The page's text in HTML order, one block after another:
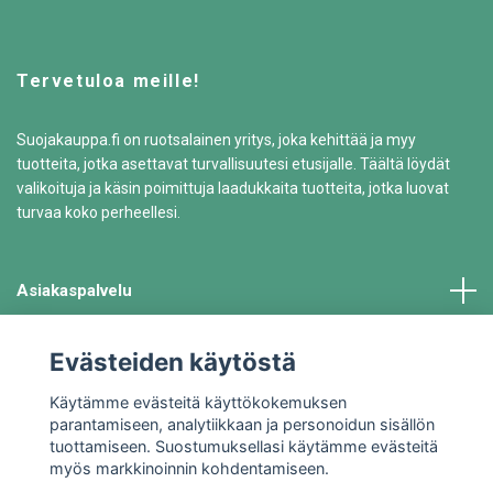
Tervetuloa meille!
Suojakauppa.fi on ruotsalainen yritys, joka kehittää ja myy
tuotteita, jotka asettavat turvallisuutesi etusijalle. Täältä löydät
valikoituja ja käsin poimittuja laadukkaita tuotteita, jotka luovat
turvaa koko perheellesi.
Asiakaspalvelu
TiedotEvästeiden käytöstä
Käytämme evästeitä käyttökokemuksen
parantamiseen, analytiikkaan ja personoidun sisällön
tuottamiseen. Suostumuksellasi käytämme evästeitä
myös markkinoinnin kohdentamiseen.